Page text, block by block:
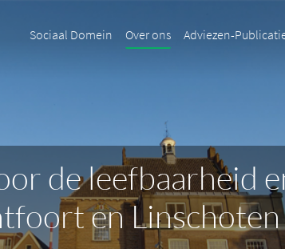
Sociaal Domein Over ons Adviezen-
de leefbaarheid
en Linschoten